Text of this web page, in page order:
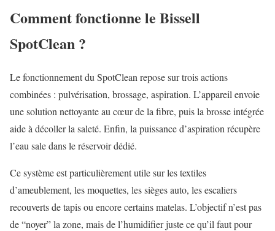
Comment fonctionne le Bissell
SpotClean ?
Le fonctionnement du SpotClean repose sur trois actions
combinées : pulvérisation, brossage, aspiration. L’appareil envoie
une solution nettoyante au cœur de la fibre, puis la brosse intégrée
aide à décoller la saleté. Enfin, la puissance d’aspiration récupère
l’eau sale dans le réservoir dédié.
Ce système est particulièrement utile sur les textiles
d’ameublement, les moquettes, les sièges auto, les escaliers
recouverts de tapis ou encore certains matelas. L’objectif n’est pas
de “noyer” la zone, mais de l’humidifier juste ce qu’il faut pour